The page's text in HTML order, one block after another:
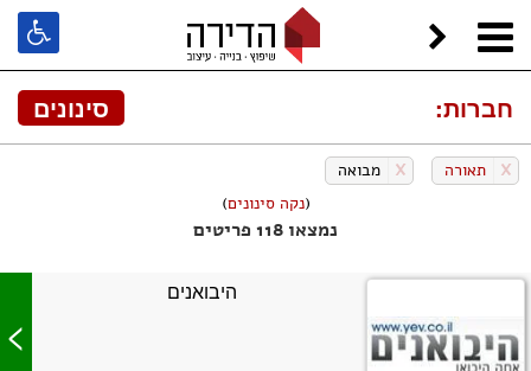
חברות: סינונים
X תאורה X
מבואה
(נקה סינונים)
נמצאו 118 פריטים
היבואנים
>